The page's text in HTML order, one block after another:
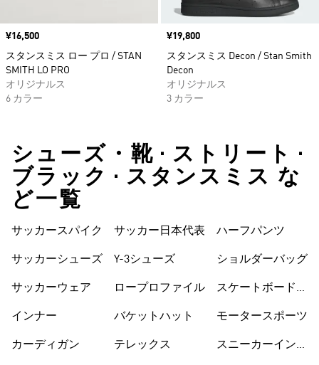
価格
¥16,500
スタンスミス ロー プロ / STAN
SMITH LO PRO
オリジナルス
6 カラー
価格
¥19,800
スタンスミス Decon / Stan Smith
Decon
オリジナルス
3 カラー
シューズ・靴 • ストリート •
ブラック • スタンスミス な
ど一覧
サッカースパイク
サッカーシューズ
サッカーウェア
インナー
カーディガン
サッカー日本代表
Y-3シューズ
ロープロファイル
バケットハット
テレックス
ハーフパンツ
ショルダーバッグ
スケートボードシ
モータースポーツ
スニーカーインソ